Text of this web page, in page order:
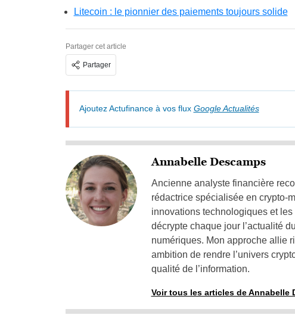
Litecoin : le pionnier des paiements toujours solide
Partager cet article
Partager
Ajoutez Actufinance à vos flux Google Actualités
Annabelle Descamps
Ancienne analyste financière
rédactrice spécialisée en crypto-
innovations technologiques et
décrypte chaque jour l’actualité
numériques. Mon approche allie
ambition de rendre l’univers
qualité de l’information.
Voir tous les articles de Annabelle